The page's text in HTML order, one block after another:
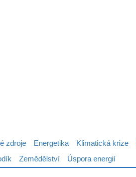
zdroje Energetika Klimatická krize
Zemědělství Úspora energií